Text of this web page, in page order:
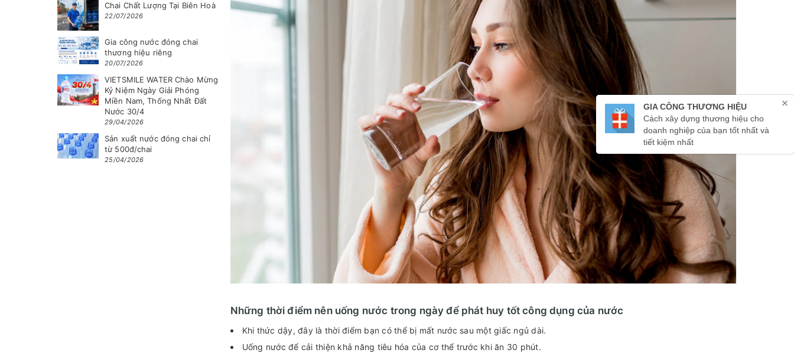
Những thời điểm nên uống nước trong ngày để phát huy tốt công dụng của nước
Khi thức dậy, đây là thời điểm bạn có thể bị mất nước sau một giấc ngủ dài.
Uống nước để cải thiện khả năng tiêu hóa của cơ thể trước khi ăn 30 phút.
Chai Chất Lượng Tại Biên Hoà
22/07/2026
Gia công nước đóng chai
thương hiệu riêng
20/07/2026
VIETSMILE WATER Chào Mừng
Kỷ Niệm Ngày Giải Phóng
Miền Nam, Thống Nhất Đất
Nước 30/4
29/04/2026
Sản xuất nước đóng chai chỉ
từ 500đ/chai
25/04/2026